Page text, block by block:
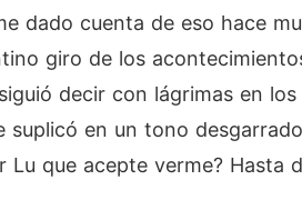
dado cuenta de eso hace
giro de los
decir con lágrimas en
en un tono
que acepte verme? Hasta